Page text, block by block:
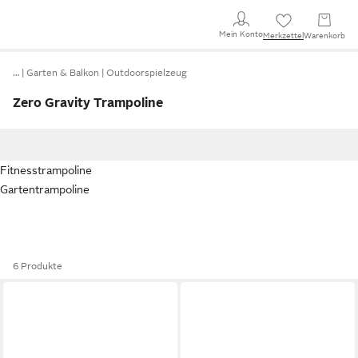
Mein KontoMerkzettel Warenkorb
… Garten & Balkon Outdoorspielzeug
Zero Gravity Trampoline
Fitnesstrampoline
Gartentrampoline
6 Produkte